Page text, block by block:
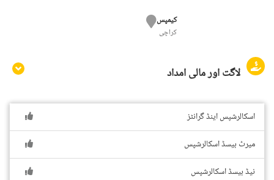
کیمپس
کراچی
لاگت اور مالی امداد
اسکالرشپس اینڈ گرانٹز
میرٹ بیسڈ اسکالرشپس
نیڈ بیسڈ اسکالرشپس